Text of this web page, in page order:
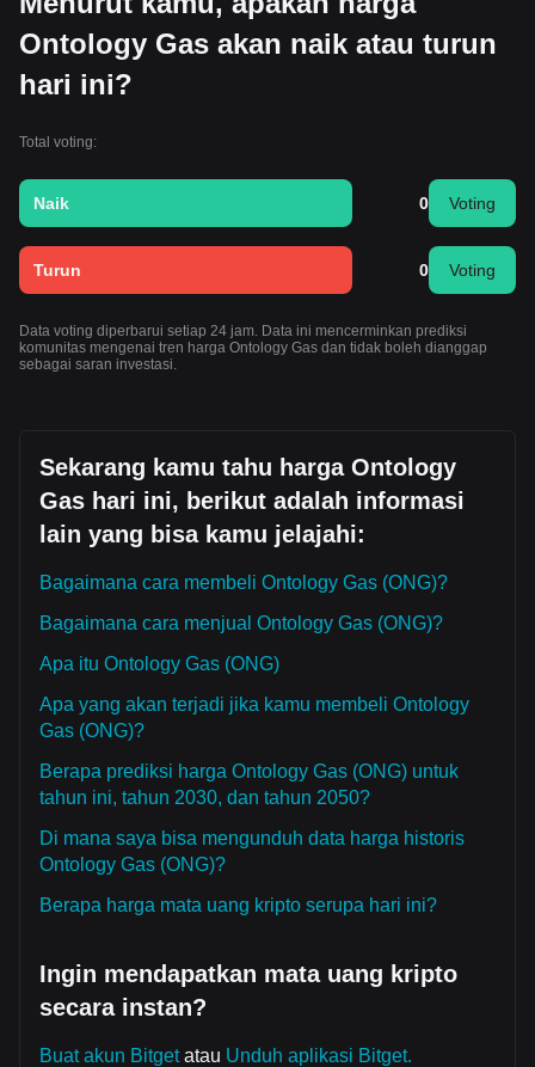
Ontology Gas akan naik atau turun
hari ini?
Total voting:
Naik 0 Voting
Turun 0 Voting
Data voting diperbarui setiap 24 jam. Data ini mencerminkan prediksi
komunitas mengenai tren harga Ontology Gas dan tidak boleh dianggap
sebagai saran investasi.
Sekarang kamu tahu harga Ontology
Gas hari ini, berikut adalah informasi
lain yang bisa kamu jelajahi:
Bagaimana cara membeli Ontology Gas (ONG)?
Bagaimana cara menjual Ontology Gas (ONG)?
Apa itu Ontology Gas (ONG)
Apa yang akan terjadi jika kamu membeli Ontology
Gas (ONG)?
Berapa prediksi harga Ontology Gas (ONG) untuk
tahun ini, tahun 2030, dan tahun 2050?
Di mana saya bisa mengunduh data harga historis
Ontology Gas (ONG)?
Berapa harga mata uang kripto serupa hari ini?
Ingin mendapatkan mata uang kripto
secara instan?
Buat akun Bitgetatau Unduh aplikasi Bitget.